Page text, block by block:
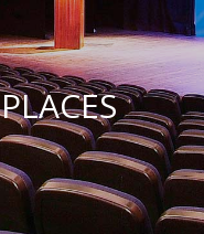
328